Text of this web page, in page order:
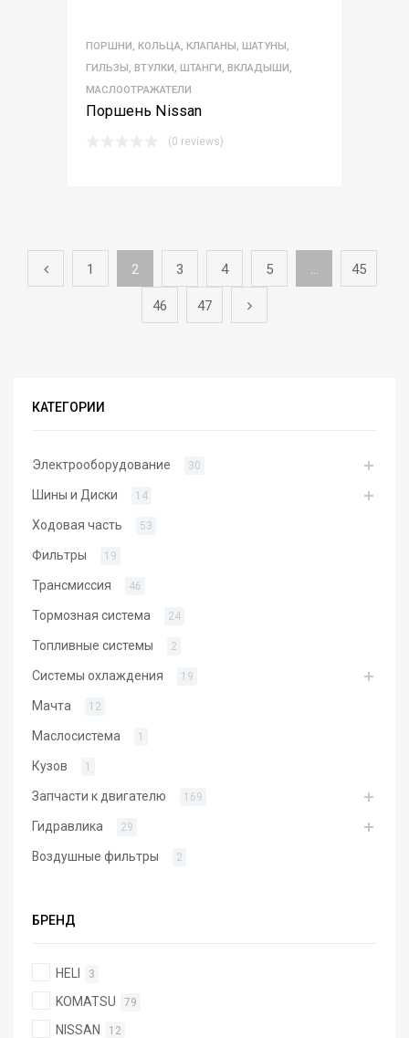
ПОРШНИ, КОЛЬЦА, КЛАПАНЫ, ШАТУНЫ,
ГИЛЬЗЫ, ВТУЛКИ, ШТАНГИ, ВКЛАДЫШИ,
МАСЛООТРАЖАТЕЛИ
Поршень Nissan
(0 reviews)
1 2 3 4 5 … 45
46 47
КАТЕГОРИИ
Электрооборудование 30
Шины и Диски 14
Ходовая часть 53
Фильтры 19
Трансмиссия 46
Тормозная система 24
Топливные системы 2
Системы охлаждения 19
Мачта 12
Маслосистема 1
Кузов 1
Запчасти к двигателю 169
Гидравлика 29
Воздушные фильтры 2
БРЕНД
HELI 3
KOMATSU 79
NISSAN 12